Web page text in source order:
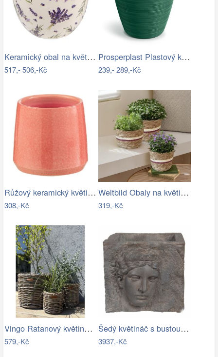
Keramický obal na květináč s levandulí…
517,-506,-Kč
Prosperplast Plastový květináč Venas…
239,-289,-Kč
Růžový keramický květináč J-line Asol…
308,-Kč
Weltbild Obaly na květináče z mořské…
319,-Kč
Vingo Ratanový květináč - kulatý…
579,-Kč
Šedý květináč s bustou v antickém stylu…
3937,-Kč